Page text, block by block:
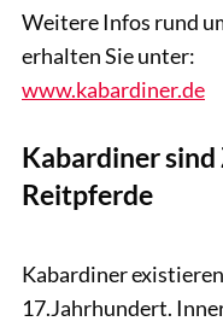
Weitere Infos rund
erhalten Sie unter:
www.kabardiner.de
Kabardiner sind
Reitpferde
Kabardiner
17.Jahrhundert.